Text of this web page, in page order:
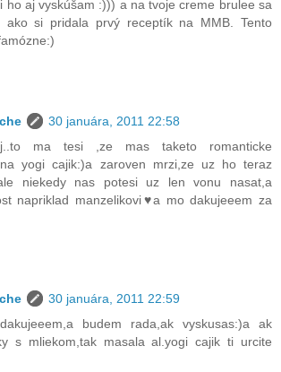
ho aj vyskúšam :))) a na tvoje creme brulee sa
ako si pridala prvý receptík na MMB. Tento
30 januára, 2011 22:58
ma tesi ,ze mas taketo romanticke
yogi cajik:)a zaroven mrzi,ze uz ho teraz
niekedy nas potesi uz len vonu nasat,a
napriklad manzelikovi♥a mo dakujeeem za
30 januára, 2011 22:59
budem rada,ak vyskusas:)a ak
s mliekom,tak masala al.yogi cajik ti urcite